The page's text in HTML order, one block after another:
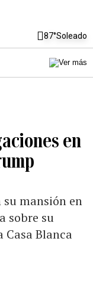
87°Soleado
en
mansión en
sobre su
Blanca